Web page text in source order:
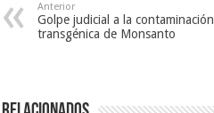
Anterior
Golpe judicial a la contaminación
transgénica de Monsanto